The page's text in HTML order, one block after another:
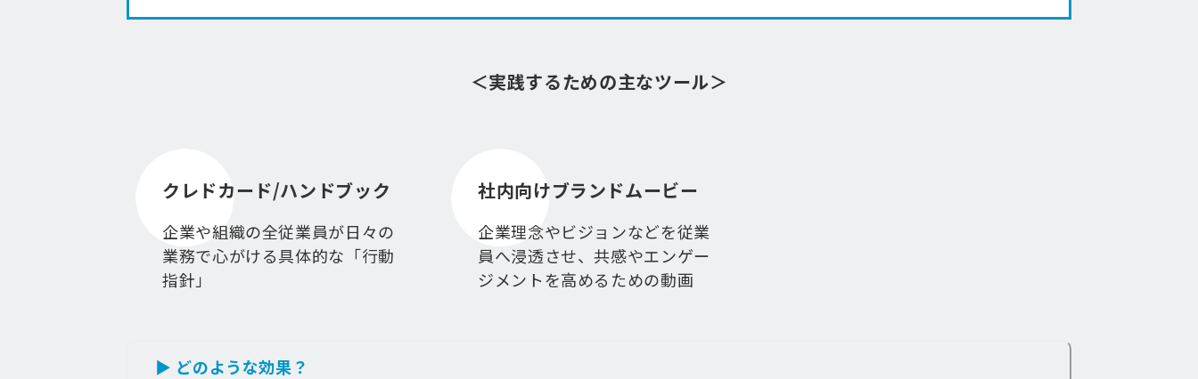
＜実践するための主なツール＞
クレドカード/ハンドブック
企業や組織の全従業員が日々の
業務で心がける具体的な「行動
指針」
社内向けブランドムービー
企業理念やビジョンなどを従業
員へ浸透させ、共感やエンゲー
ジメントを高めるための動画
▶ どのような効果？